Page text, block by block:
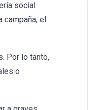
social
campaña, el
Por lo tanto,
o